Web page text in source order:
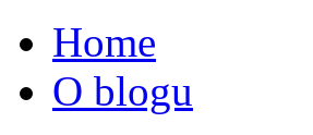
Home
O blogu